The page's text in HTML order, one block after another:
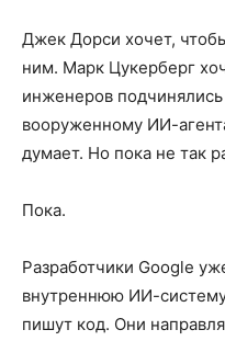
Джек Дорси хочет,
ним. Марк Цукерберг
инженеров
вооруженному ИИ-
думает. Но пока не так
Пока.
Разработчики Google
внутреннюю ИИ-
пишут код. Они